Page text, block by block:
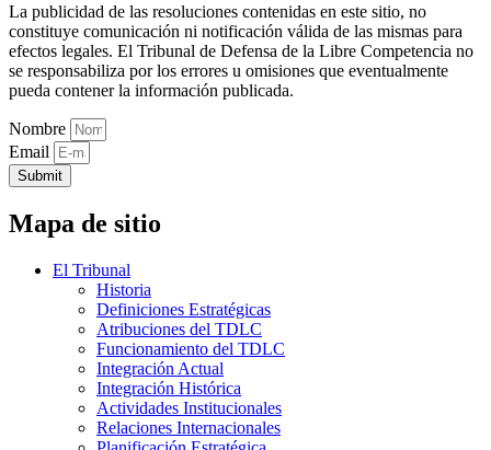
La publicidad de las resoluciones contenidas en este sitio, no
constituye comunicación ni notificación válida de las mismas para
efectos legales. El Tribunal de Defensa de la Libre Competencia no
se responsabiliza por los errores u omisiones que eventualmente
pueda contener la información publicada.
Nombre
Email
Submit
Mapa de sitio
El Tribunal
Historia
Definiciones Estratégicas
Atribuciones del TDLC
Funcionamiento del TDLC
Integración Actual
Integración Histórica
Actividades Institucionales
Relaciones Internacionales